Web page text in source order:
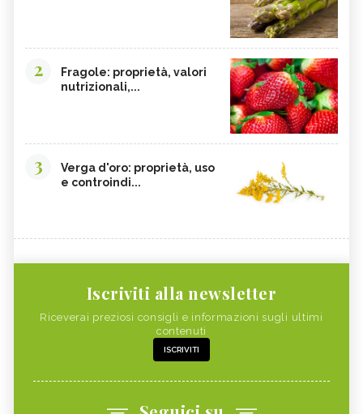
2
Fragole: proprietà, valori
nutrizionali,...
3
Verga d'oro: proprietà, uso
e controindi...
Iscriviti alla newsletter
Riceverai preziosi consigli e informazioni sugli ultimi
contenuti
ISCRIVITI